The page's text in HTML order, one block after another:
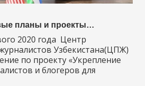
планы и проекты…
2020 года Центр
Узбекистана(ЦПЖ)
по проекту «Укрепление
и блогеров для